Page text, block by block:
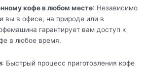
кофе в любом месте: Независимо
вы в офисе, на природе или в
гарантирует вам доступ к
в любое время.
: Быстрый процесс приготовления кофе